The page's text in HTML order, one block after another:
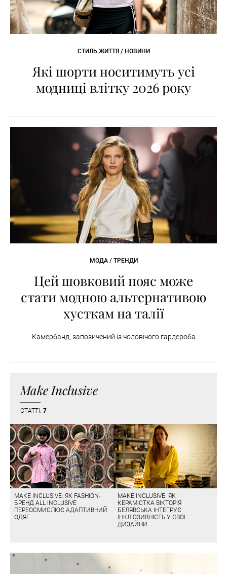
СТИЛЬ ЖИТТЯ / НОВИНИ
Які шорти носитимуть усі
модниці влітку 2026 року
МОДА / ТРЕНДИ
Цей шовковий пояс може
стати модною альтернативою
хусткам на талії
Камербанд, запозичений із чоловічого гардероба
Make Inclusive
СТАТТІ: 7
MAKE INCLUSIVE: ЯК FASHION-
БРЕНД ALL INCLUSIVE
ПЕРЕОСМИСЛЮЄ АДАПТИВНИЙ
ОДЯГ
MAKE INCLUSIVE: ЯК
КЕРАМІСТКА ВІКТОРІЯ
БЕЛЯВСЬКА ІНТЕГРУЄ
ІНКЛЮЗИВНІСТЬ У СВОЇ
ДИЗАЙНИ